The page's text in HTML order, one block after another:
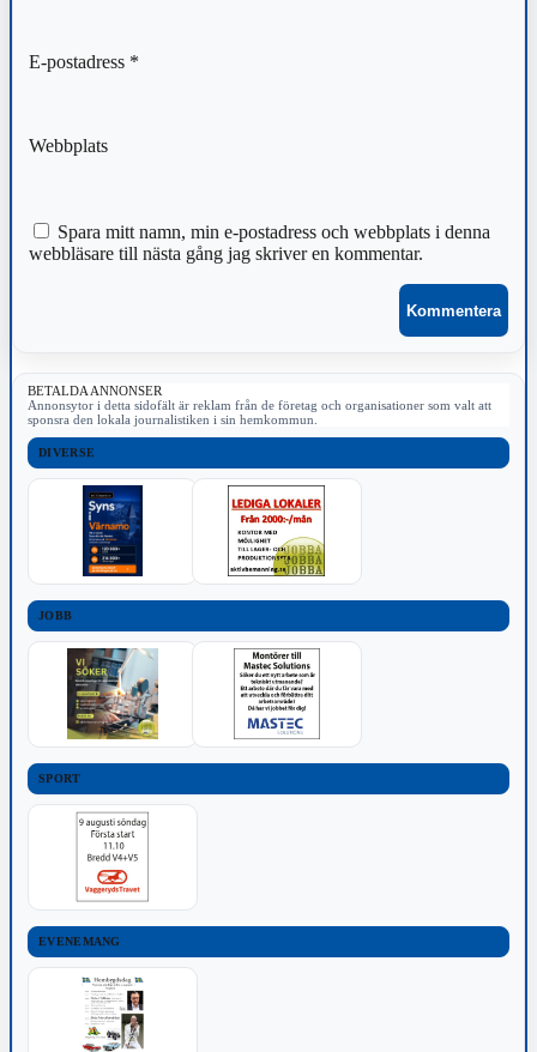
E-postadress *
Webbplats
Spara mitt namn, min e-postadress och webbplats i denna
webbläsare till nästa gång jag skriver en kommentar.
BETALDA ANNONSER
Annonsytor i detta sidofält är reklam från de företag och organisationer som valt att
sponsra den lokala journalistiken i sin hemkommun.
DIVERSE
JOBB
SPORT
EVENEMANG